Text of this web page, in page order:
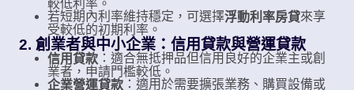
較低利率。
若短期內利率維持穩定，可選擇浮動利率房貸來享
受較低的初期利率。
2. 創業者與中小企業：信用貸款與營運貸款
信用貸款 ：適合無抵押品但信用良好的企業主或創
業者，申請門檻較低。
企業營運貸款 ：適用於需要擴張業務、購買設備或